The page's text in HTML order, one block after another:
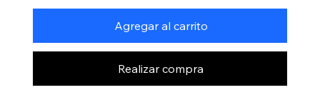
Agregar al carrito
Realizar compra